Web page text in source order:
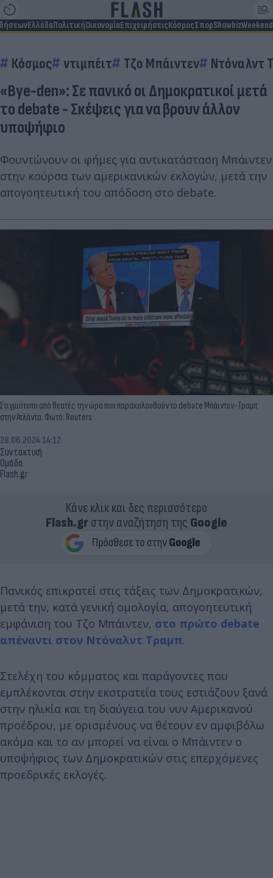
ΕλλάδαΠολιτικήΟικονομίαΕπιχειρήσειςΚόσμοςΣπορShowbizWeekend
Κόσμος ντιμπέιτ Τζο Μπάιντεν Ντόναλντ
«Bye-den»: Σε πανικό οι Δημοκρατικοί μετά
το debate - Σκέψεις για να βρουν άλλον
υποψήφιο
Φουντώνουν οι φήμες για αντικατάσταση Μπάιντεν
στην κούρσα των αμερικανικών εκλογών, μετά την
απογοητευτική του απόδοση στο debate.
Στιγμιότυπο από θεατές την ώρα που παρακολουθούν το debate Μπάιντεν-Τραμπ
στην Ατλάντα. Φωτό: Reuters
Συντακτική
Ομάδα
Flash.gr
28.06.2024 14:12
Κάνε κλικ και δες περισσότερο
Flash.grστην αναζήτηση της Google
Πανικός επικρατεί στις τάξεις των Δημοκρατικών,
μετά την, κατά γενική ομολογία, απογοητευτική
εμφάνιση του Τζο Μπάιντεν, στο πρώτο debate
απέναντι στον Ντόναλντ Τραμπ.
Στελέχη του κόμματος και παράγοντες που
εμπλέκονται στην εκστρατεία τους εστιάζουν ξανά
στην ηλικία και τη διαύγεια του νυν Αμερικανού
προέδρου, με ορισμένους να θέτουν εν αμφιβόλω
ακόμα και το αν μπορεί να είναι ο Μπάιντεν ο
υποψήφιος των Δημοκρατικών στις επερχόμενες
προεδρικές εκλογές.